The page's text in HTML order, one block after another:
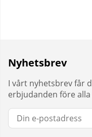
Nyhetsbrev
I vårt nyhetsbrev får
erbjudanden före
E-post: